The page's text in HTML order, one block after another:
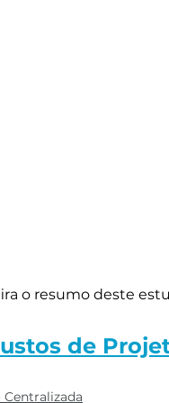
o resumo deste
de
Centralizada